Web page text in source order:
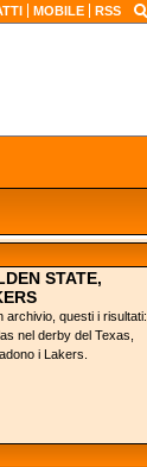
MOBILE RSS
STATE,
archivio, questi i risultati:
nel derby del Texas,
i Lakers.